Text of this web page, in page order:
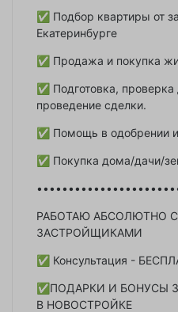
✅ Подбор квартиры от
Екатеринбурге
✅ Продажа и покупка
✅ Подготовка,
проведение сделки.
✅ Помощь в одобрении
✅ Покупка дома/дачи/
РАБОТАЮ АБСОЛЮТНО
ЗАСТРОЙЩИКАМИ
✅ Консультация -
✅ПОДАРКИ И БОНУСЫ
В НОВОСТРОЙКЕ